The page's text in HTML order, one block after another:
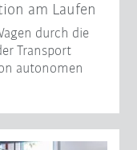
am Laufen
durch die
Transport
autonomen